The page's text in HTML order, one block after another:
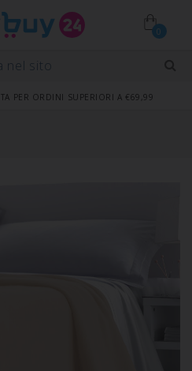
0
PER ORDINI SUPERIORI A €69,99